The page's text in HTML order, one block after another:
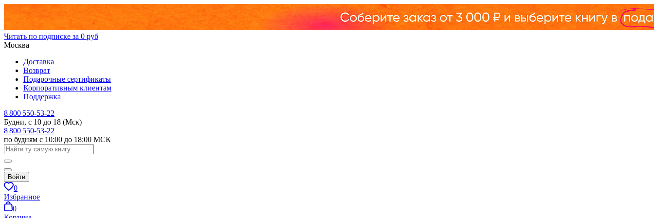
Читать по подписке за 0 руб
Москва
Доставка
Возврат
Подарочные сертификаты
Корпоративным клиентам
Поддержка
8 800 550-53-22
Будни, с 10 до 18 (Мск)
8 800 550-53-22
по будням с 10:00 до 18:00 МСК
Войти
0
Избранное
0